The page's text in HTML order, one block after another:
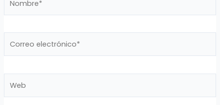
electrónico*